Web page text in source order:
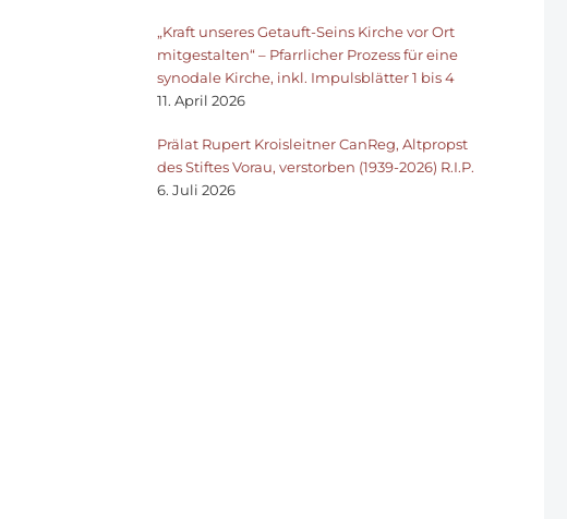
„Kraft unseres Getauft-Seins Kirche vor Ort
mitgestalten“ – Pfarrlicher Prozess für eine
synodale Kirche, inkl. Impulsblätter 1 bis 4
11. April 2026
Prälat Rupert Kroisleitner CanReg, Altpropst
des Stiftes Vorau, verstorben (1939-2026) R.I.P.
6. Juli 2026